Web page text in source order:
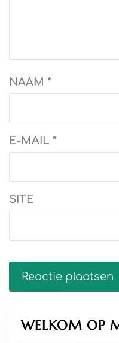
NAAM *
E-MAIL *
SITE
WELKOM OP